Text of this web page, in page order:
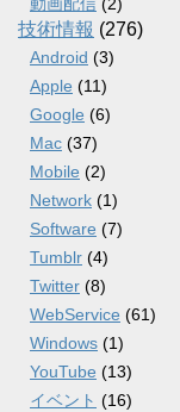
動画配信 (2)
技術情報 (276)
Android (3)
Apple (11)
Google (6)
Mac (37)
Mobile (2)
Network (1)
Software (7)
Tumblr (4)
Twitter (8)
WebService (61)
Windows (1)
YouTube (13)
イベント (16)